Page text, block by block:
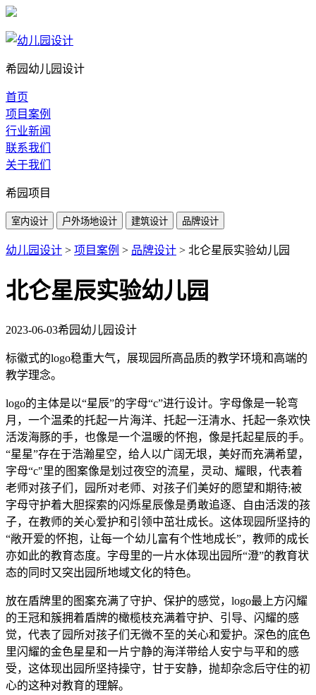
希园幼儿园设计
首页
项目案例
行业新闻
联系我们
关于我们
希园项目
室内设计 户外场地设计 建筑设计 品牌设计
幼儿园设计 > 项目案例 > 品牌设计 > 北仑星辰实验幼儿园
北仑星辰实验幼儿园
2023-06-03希园幼儿园设计
标徽式的logo稳重大气，展现园所高品质的教学环境和高端的
教学理念。
logo的主体是以“星辰”的字母“c”进行设计。字母像是一轮弯
月，一个温柔的托起一片海洋、托起一汪清水、托起一条欢快
活泼海豚的手，也像是一个温暖的怀抱，像是托起星辰的手。
“星星”存在于浩瀚星空，给人以广阔无垠，美好而充满希望，
字母“c"里的图案像是划过夜空的流星，灵动、耀眼，代表着
老师对孩子们，园所对老师、对孩子们美好的愿望和期待;被
字母守护着大胆探索的闪烁星辰像是勇敢追逐、自由活泼的孩
子，在教师的关心爱护和引领中茁壮成长。这体现园所坚持的
“敞开爱的怀抱，让每一个幼儿富有个性地成长”，教师的成长
亦如此的教育态度。字母里的一片水体现出园所“澄”的教育状
态的同时又突出园所地域文化的特色。
放在盾牌里的图案充满了守护、保护的感觉，logo最上方闪耀
的王冠和簇拥着盾牌的橄榄枝充满着守护、引导、闪耀的感
觉，代表了园所对孩子们无微不至的关心和爱护。深色的底色
里闪耀的金色星星和一片宁静的海洋带给人安宁与平和的感
受，这体现出园所坚持操守，甘于安静，抛却杂念后守住的初
心的这种对教育的理解。